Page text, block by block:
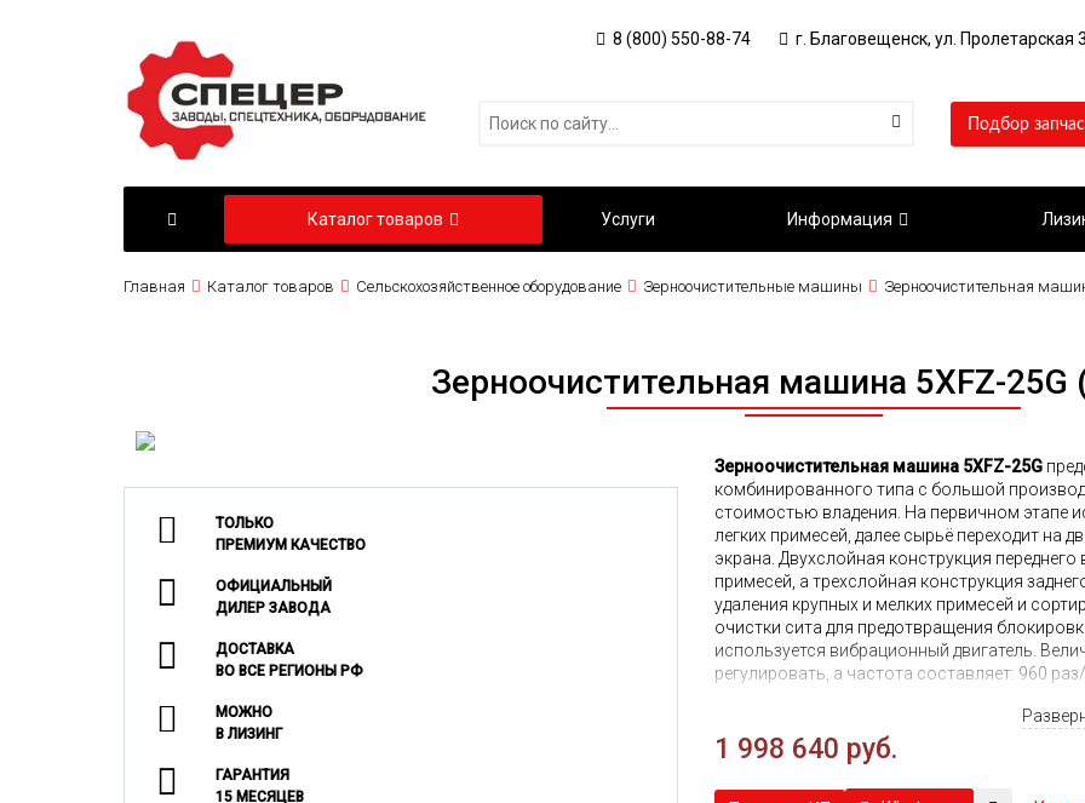
8 (800) 550-88-74 г. Благовещенск, ул. Пролетарская
Подбор
Каталог товаров Услуги Информация
Главная Каталог товаров Сельскохозяйственное оборудование Зерноочистительные машины Зерноочистительная
Зерноочистительная машина 5XFZ-25G
ТОЛЬКО
ПРЕМИУМ КАЧЕСТВО
ОФИЦИАЛЬНЫЙ
ДИЛЕР ЗАВОДА
ДОСТАВКА
ВО ВСЕ РЕГИОНЫ РФ
МОЖНО
В ЛИЗИНГ
ГАРАНТИЯ
15 МЕСЯЦЕВ
Зерноочистительная машина 5XFZ-25G
комбинированного типа с большой
стоимостью владения. На первичном этапе
легких примесей, далее сырьё переходит на
экрана. Двухслойная конструкция
примесей, а трехслойная конструкция
удаления крупных и мелких примесей и
очистки сита для предотвращения
используется вибрационный двигатель.
регулировать, а частота составляет: 960
Процесс очистки: сепарация воздухом
(вторичная) → гравитационный стол →
1 998 640 руб.